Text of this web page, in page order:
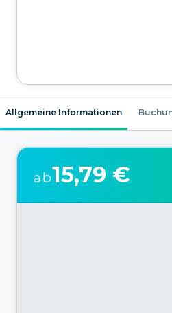
Allgemeine Informationen
ab15,79 €